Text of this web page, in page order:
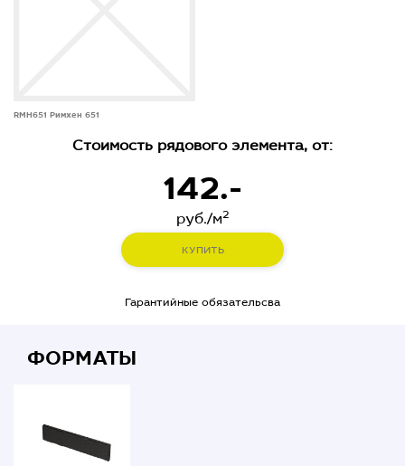
RMH651 Римхен 651
Стоимость рядового элемента, от:
142.-
руб./м2
КУПИТЬ
Гарантийные обязательсва
ФОРМАТЫ